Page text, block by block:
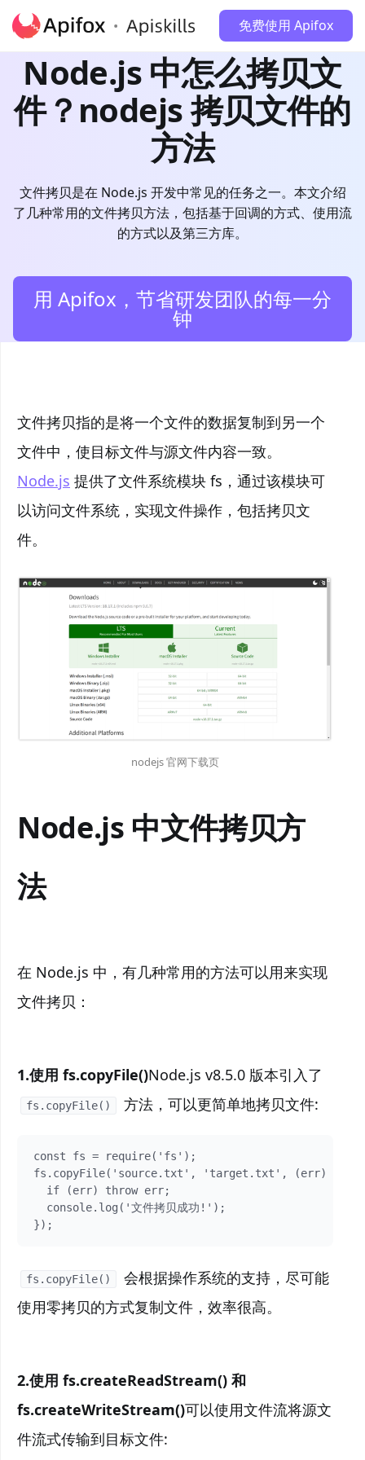
免费使用 Apifox
Node.js 中怎么拷贝文
件？nodejs 拷贝文件的
方法
文件拷贝是在 Node.js 开发中常见的任务之一。本文介绍
了几种常用的文件拷贝方法，包括基于回调的方式、使用流
的方式以及第三方库。
用 Apifox，节省研发团队的每一分
钟
文件拷贝指的是将一个文件的数据复制到另一个
文件中，使目标文件与源文件内容一致。
Node.js 提供了文件系统模块 fs，通过该模块可
以访问文件系统，实现文件操作，包括拷贝文
件。
nodejs 官网下载页
Node.js 中文件拷贝方
法
在 Node.js 中，有几种常用的方法可以用来实现
文件拷贝：
1.使用 fs.copyFile()Node.js v8.5.0 版本引入了
fs.copyFile() 方法，可以更简单地拷贝文件:
const fs = require('fs');
fs.copyFile('source.txt', 'target.txt', (err) => {
  if (err) throw err;
  console.log('文件拷贝成功!');
});
fs.copyFile()
会根据操作系统的支持，尽可能
使用零拷贝的方式复制文件，效率很高。
2.使用 fs.createReadStream() 和
fs.createWriteStream()可以使用文件流将源文
件流式传输到目标文件: